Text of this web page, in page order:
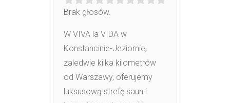
Brak głosów.
W VIVA la VIDA w
Konstancinie-Jeziornie,
zaledwie kilka kilometrów
od Warszawy, oferujemy
luksusową strefę saun i